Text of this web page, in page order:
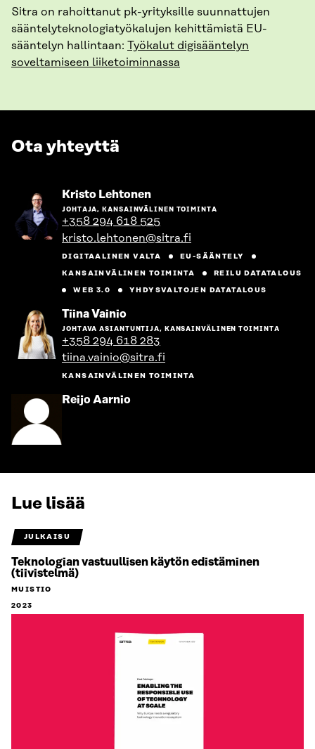
Sitra on rahoittanut pk-yrityksille suunnattujen
sääntelyteknologiatyökalujen kehittämistä EU-
sääntelyn hallintaan: Työkalut digisääntelyn
soveltamiseen liiketoiminnassa
Ota yhteyttä
Kristo LehtonenSiirry
henkilön
sivulle
JOHTAJA, KANSAINVÄLINEN TOIMINTA
+358 294 618 525
kristo.lehtonen@sitra.fi
DIGITAALINEN VALTA
EU-SÄÄNTELY
KANSAINVÄLINEN TOIMINTA
REILU DATATALOUS
WEB 3.0
YHDYSVALTOJEN DATATALOUS
Tiina VainioSiirry
henkilön
sivulle
JOHTAVA ASIANTUNTIJA, KANSAINVÄLINEN TOIMINTA
+358 294 618 283
tiina.vainio@sitra.fi
KANSAINVÄLINEN TOIMINTA
Reijo AarnioSiirry
Lue lisää
JULKAISU
Teknologian vastuullisen käytön edistäminen
(tiivistelmä)
MUISTIO
2023